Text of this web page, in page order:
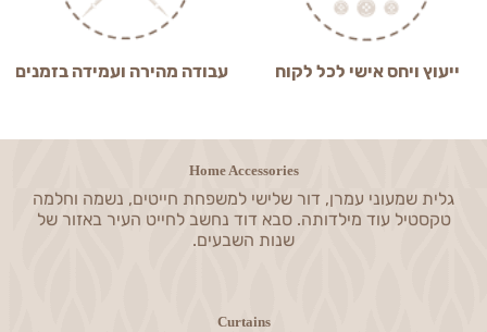
ייעוץ ויחס אישי לכל לקוח עבודה מהירה ועמידה בזמנים
Home Accessories
גלית שמעוני עמרן, דור שלישי למשפחת חייטים, נשמה וחלמה
טקסטיל עוד מילדותה. סבא דוד נחשב לחייט העיר באזור של
שנות השבעים.
Curtains